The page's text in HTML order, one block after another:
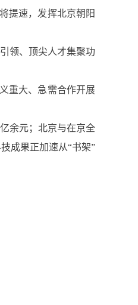
提速，发挥北京朝阳
领、顶尖人才集聚功
重大、急需合作开展
余元；北京与在京全
成果正加速从“书架”